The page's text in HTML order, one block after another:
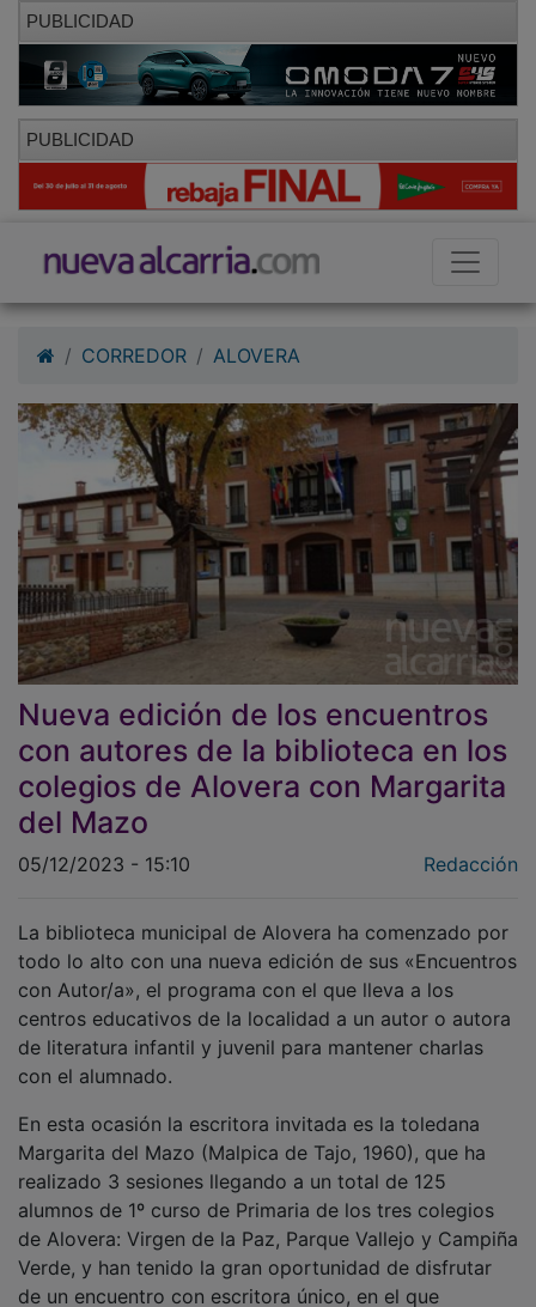
PUBLICIDAD
PUBLICIDAD
Nueva edición de los encuentros
con autores de la biblioteca en los
colegios de Alovera con Margarita
del Mazo
todo lo alto con una nueva edición de sus «Encuentros
con Autor/a», el programa con el que lleva a los
centros educativos de la localidad a un autor o autora
de literatura infantil y juvenil para mantener charlas
con el alumnado.
Margarita del Mazo (Malpica de Tajo, 1960), que ha
realizado 3 sesiones llegando a un total de 125
alumnos de 1º curso de Primaria de los tres colegios
de Alovera: Virgen de la Paz, Parque Vallejo y Campiña
Verde, y han tenido la gran oportunidad de disfrutar
de un encuentro con escritora único, en el que